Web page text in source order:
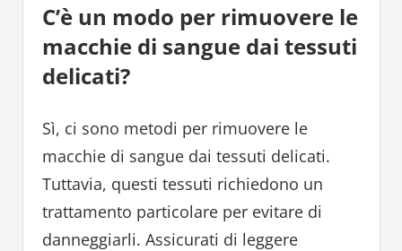
C’è un modo per rimuovere le
macchie di sangue dai tessuti
delicati?
Sì, ci sono metodi per rimuovere le
macchie di sangue dai tessuti delicati.
Tuttavia, questi tessuti richiedono un
trattamento particolare per evitare di
danneggiarli. Assicurati di leggere